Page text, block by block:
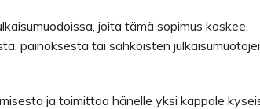
joita tämä sopimus koskee,
painoksesta tai sähköisten
ja toimittaa hänelle yksi kappale